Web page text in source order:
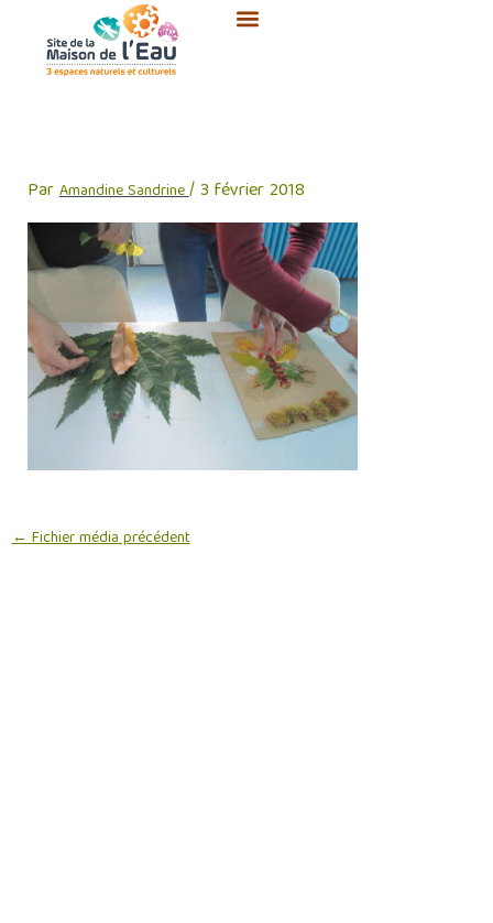
contenu
ParAmandine Sandrine/3 février 2018
←Fichier média précédent